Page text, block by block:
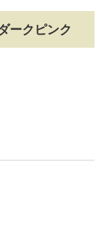
ークピンク